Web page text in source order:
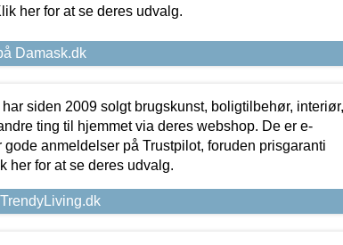
her for at se deres udvalg.
Damask.dk
siden 2009 solgt brugskunst, boligtilbehør, interiør,
ting til hjemmet via deres webshop. De er e-
anmeldelser på Trustpilot, foruden prisgaranti
her for at se deres udvalg.